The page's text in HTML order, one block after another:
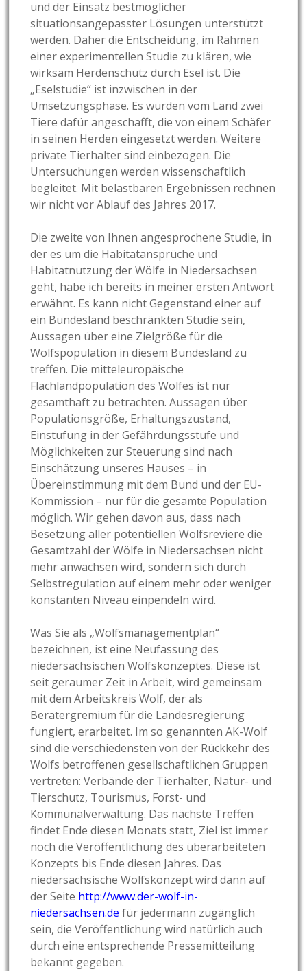
und der Einsatz bestmöglicher
situationsangepasster Lösungen unterstützt
werden. Daher die Entscheidung, im Rahmen
einer experimentellen Studie zu klären, wie
wirksam Herdenschutz durch Esel ist. Die
„Eselstudie“ ist inzwischen in der
Umsetzungsphase. Es wurden vom Land zwei
Tiere dafür angeschafft, die von einem Schäfer
in seinen Herden eingesetzt werden. Weitere
private Tierhalter sind einbezogen. Die
Untersuchungen werden wissenschaftlich
begleitet. Mit belastbaren Ergebnissen rechnen
wir nicht vor Ablauf des Jahres 2017.
Die zweite von Ihnen angesprochene Studie, in
der es um die Habitatansprüche und
Habitatnutzung der Wölfe in Niedersachsen
geht, habe ich bereits in meiner ersten Antwort
erwähnt. Es kann nicht Gegenstand einer auf
ein Bundesland beschränkten Studie sein,
Aussagen über eine Zielgröße für die
Wolfspopulation in diesem Bundesland zu
treffen. Die mitteleuropäische
Flachlandpopulation des Wolfes ist nur
gesamthaft zu betrachten. Aussagen über
Populationsgröße, Erhaltungszustand,
Einstufung in der Gefährdungsstufe und
Möglichkeiten zur Steuerung sind nach
Einschätzung unseres Hauses – in
Übereinstimmung mit dem Bund und der EU-
Kommission – nur für die gesamte Population
möglich. Wir gehen davon aus, dass nach
Besetzung aller potentiellen Wolfsreviere die
Gesamtzahl der Wölfe in Niedersachsen nicht
mehr anwachsen wird, sondern sich durch
Selbstregulation auf einem mehr oder weniger
konstanten Niveau einpendeln wird.
Was Sie als „Wolfsmanagementplan“
bezeichnen, ist eine Neufassung des
niedersächsischen Wolfskonzeptes. Diese ist
seit geraumer Zeit in Arbeit, wird gemeinsam
mit dem Arbeitskreis Wolf, der als
Beratergremium für die Landesregierung
fungiert, erarbeitet. Im so genannten AK-Wolf
sind die verschiedensten von der Rückkehr des
Wolfs betroffenen gesellschaftlichen Gruppen
vertreten: Verbände der Tierhalter, Natur- und
Tierschutz, Tourismus, Forst- und
Kommunalverwaltung. Das nächste Treffen
findet Ende diesen Monats statt, Ziel ist immer
noch die Veröffentlichung des überarbeiteten
Konzepts bis Ende diesen Jahres. Das
niedersächsische Wolfskonzept wird dann auf
der Seite http://www.der-wolf-in-
niedersachsen.de für jedermann zugänglich
sein, die Veröffentlichung wird natürlich auch
durch eine entsprechende Pressemitteilung
bekannt gegeben.